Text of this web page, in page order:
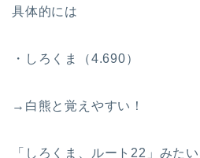
具体的には
・しろくま（4.690）
→白熊と覚えやすい！
「しろくま、ルート22」みた